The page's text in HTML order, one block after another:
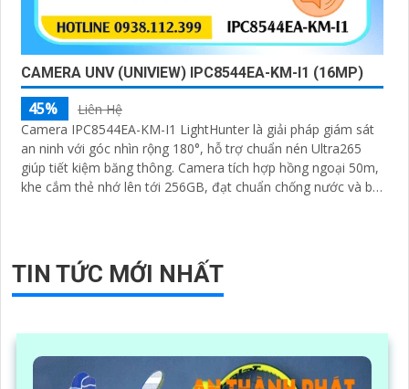
CAMERA UNV (UNIVIEW) IPC8544EA-KM-I1 (16MP)
45%
Liên Hệ
Camera IPC8544EA-KM-I1 LightHunter là giải pháp giám sát
an ninh với góc nhìn rộng 180°, hỗ trợ chuẩn nén Ultra265
giúp tiết kiệm băng thông. Camera tích hợp hồng ngoại 50m,
khe cắm thẻ nhớ lên tới 256GB, đạt chuẩn chống nước và bụi
TIN TỨC MỚI NHẤT